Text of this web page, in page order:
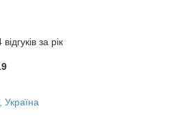
за рік